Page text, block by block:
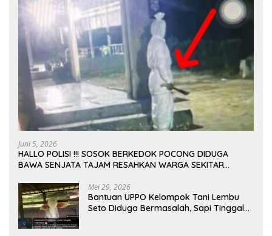
Juni 5, 2026
HALLO POLISI !!! SOSOK BERKEDOK POCONG DIDUGA
BAWA SENJATA TAJAM RESAHKAN WARGA SEKITAR
Mei 29, 2026
Bantuan UPPO Kelompok Tani Lembu
Seto Diduga Bermasalah, Sapi Tinggal